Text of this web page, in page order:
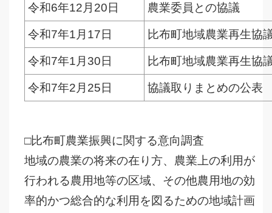
令和6年12月20日 農業委員との協議
令和7年1月17日 比布町地域農業再生協
令和7年1月30日 比布町地域農業再生協
令和7年2月25日 協議取りまとめの公表
□比布町農業振興に関する意向調査
地域の農業の将来の在り方、農業上の利用が
行われる農用地等の区域、その他農用地の効
率的かつ総合的な利用を図るための地域計画